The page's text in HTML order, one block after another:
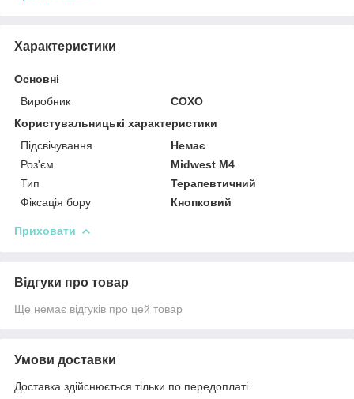
Характеристики
Основні
Виробник
COXO
Користувальницькі характеристики
Підсвічування
Немає
Роз'єм
Midwest М4
Тип
Терапевтичний
Фіксація бору
Кнопковий
Приховати
Відгуки про товар
Ще немає відгуків про цей товар
Умови доставки
Доставка здійснюється тільки по передоплаті.